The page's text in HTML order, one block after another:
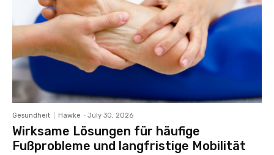
Gesundheit Hawke - July 30, 2026
Wirksame Lösungen für häufige
Fußprobleme und langfristige Mobilität